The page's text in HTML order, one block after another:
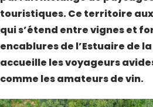
touristiques. Ce territoire
qui s’étend entre vignes et
encablures de l’Estuaire de
accueille les voyageurs
comme les amateurs de vin.